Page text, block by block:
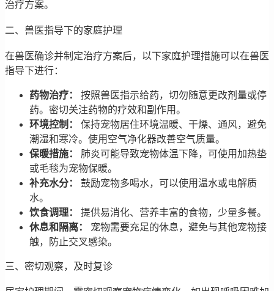
治疗方案。
二、兽医指导下的家庭护理
在兽医确诊并制定治疗方案后，以下家庭护理措施可以在兽医
指导下进行：
药物治疗：
按照兽医指示给药，切勿随意更改剂量或停
药。密切关注药物的疗效和副作用。
环境控制：
保持宠物居住环境温暖、干燥、通风，避免
潮湿和寒冷。使用空气净化器改善空气质量。
保暖措施：
肺炎可能导致宠物体温下降，可使用加热垫
或毛毯为宠物保暖。
补充水分：
鼓励宠物多喝水，可以使用温水或电解质
水。
饮食调理：
提供易消化、营养丰富的食物，少量多餐。
休息和隔离：
宠物需要充足的休息，避免与其他宠物接
触，防止交叉感染。
三、密切观察，及时复诊